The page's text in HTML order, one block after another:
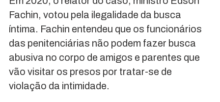
Fachin, votou pela ilegalidade da busca
íntima. Fachin entendeu que os funcionários
das penitenciárias não podem fazer busca
abusiva no corpo de amigos e parentes que
vão visitar os presos por tratar-se de
violação da intimidade.